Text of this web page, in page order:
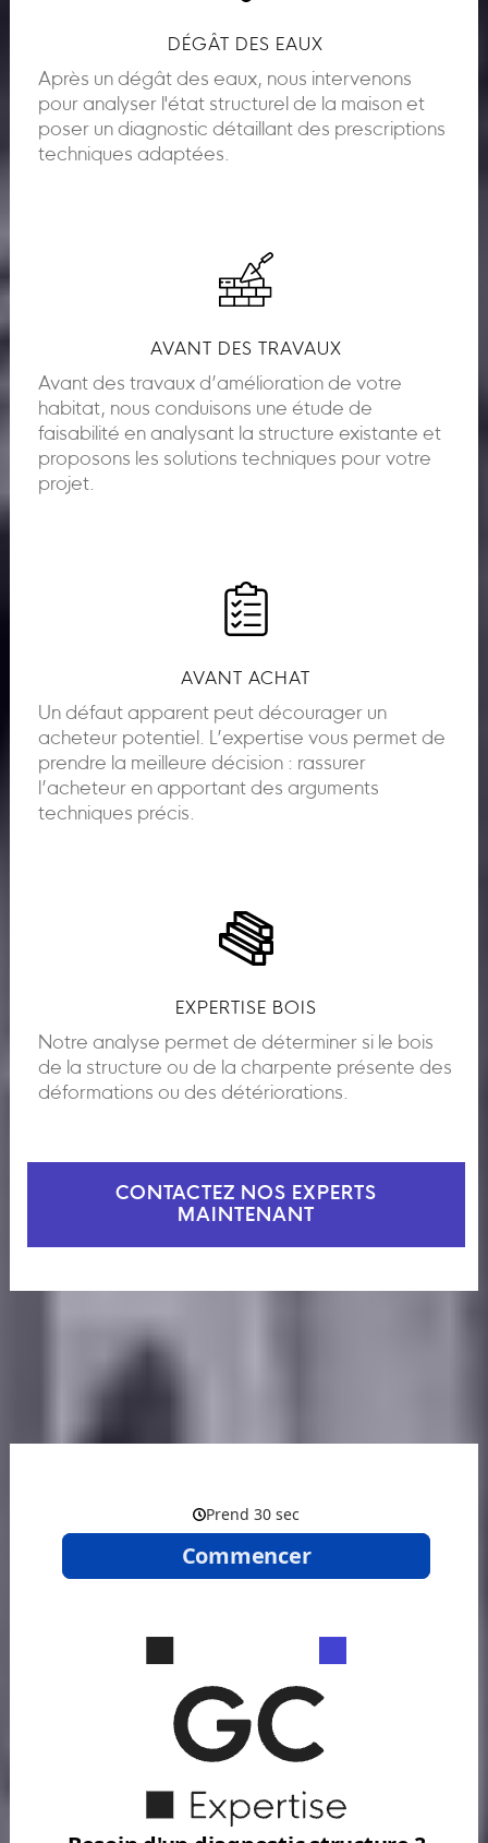
DÉGÂT DES EAUX
Après un dégât des eaux, nous intervenons
pour analyser l'état structurel de la maison et
poser un diagnostic détaillant des prescriptions
techniques adaptées.
AVANT DES TRAVAUX
Avant des travaux d’amélioration de votre
habitat, nous conduisons une étude de
faisabilité en analysant la structure existante et
proposons les solutions techniques pour votre
projet.
AVANT ACHAT
Un défaut apparent peut décourager un
acheteur potentiel. L’expertise vous permet de
prendre la meilleure décision : rassurer
l’acheteur en apportant des arguments
techniques précis.
EXPERTISE BOIS
Notre analyse permet de déterminer si le bois
de la structure ou de la charpente présente des
déformations ou des détériorations.
CONTACTEZ NOS EXPERTS
MAINTENANT